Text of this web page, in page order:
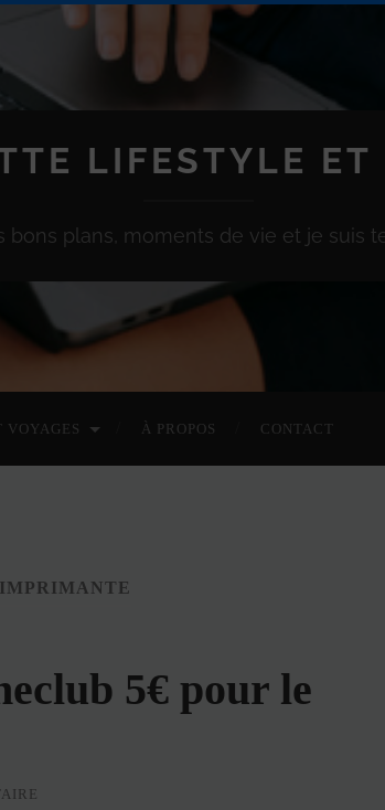
LIFESTYLE ET
bons plans, moments de vie et je suis
VOYAGES À PROPOS CONTACT
IMPRIMANTE
5€ pour le